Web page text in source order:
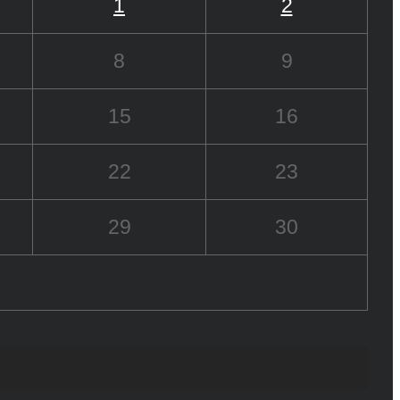
1 2
8 9
15 16
22 23
29 30